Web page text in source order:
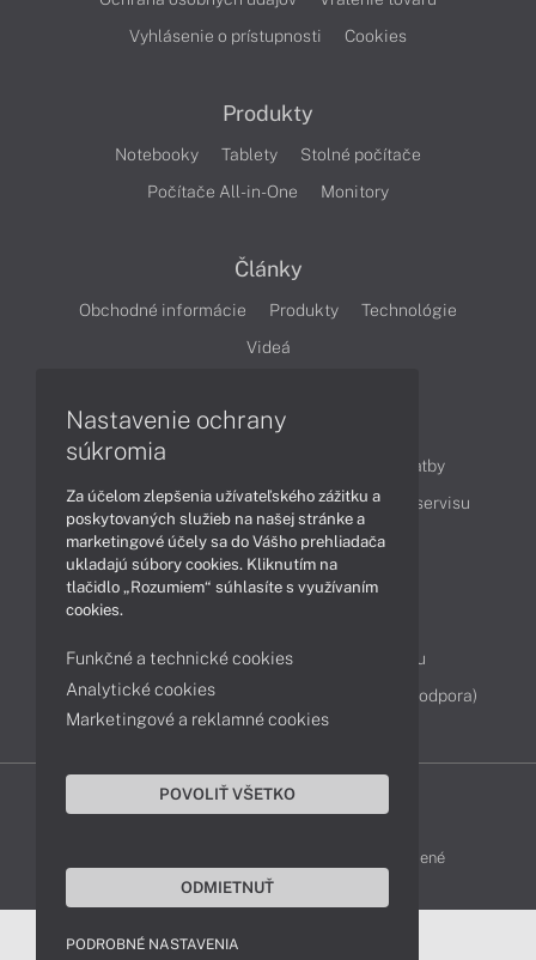
Vyhlásenie o prístupnosti
Cookies
Produkty
Notebooky Tablety
Stolné počítače
Počítače All-in-One
Monitory
Články
Obchodné informácie Produkty
Technológie
Videá
Obsah
Ako nakupovať
Možnosti doručenia a platby
Podpora a servis
Servisné služby Cenník servisu
Kontakty
Servisné oddelenie
Reklamácia tovaru
Diagnostiky online
TeamViewer (vzdialená podpora)
DELL-SHOP © 2011 - 2026 Všetky práva vyhradené
Nastavenie ochrany
súkromia
Za účelom zlepšenia užívateľského zážitku a
poskytovaných služieb na našej stránke a
marketingové účely sa do Vášho prehliadača
ukladajú súbory cookies. Kliknutím na
tlačidlo „Rozumiem“ súhlasíte s využívaním
cookies.
Funkčné a technické cookies
Analytické cookies
Marketingové a reklamné cookies
POVOLIŤ VŠETKO
ODMIETNUŤ
PODROBNÉ NASTAVENIA